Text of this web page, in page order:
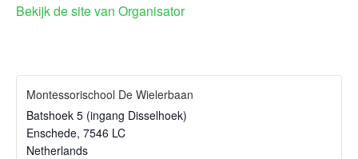
Bekijk de site van Organisator
Montessorischool De Wielerbaan
Batshoek 5 (ingang Disselhoek)
Enschede, 7546 LC
Netherlands